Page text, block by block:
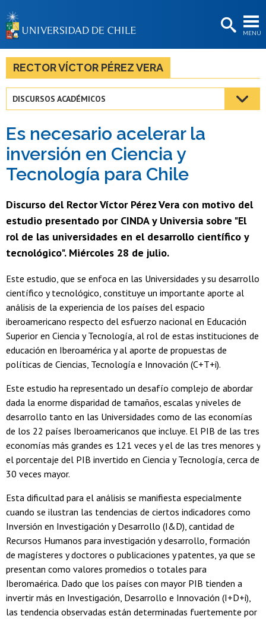
MENÚ
BIBLIOTECAS
LA UNIVERSIDAD
Estudiantes
Académicas/os
Funcionarias/os
Egresadas/os
RECTOR VÍCTOR PÉREZ VERA
DISCURSOS ACADÉMICOS
Es necesario acelerar la
inversión en Ciencia y
Tecnología para Chile
Discurso del Rector Víctor Pérez Vera con motivo del
estudio presentado por CINDA y Universia sobre "El
rol de las universidades en el desarrollo científico y
tecnológico". Miércoles 28 de julio.
Este estudio, que se enfoca en las Universidades y su desarrollo
científico y tecnológico, constituye un importante aporte al
análisis de la experiencia de los países del espacio
iberoamericano respecto del esfuerzo nacional en Educación
Superior en Ciencia y Tecnología, al rol de estas instituciones de
educación en Iberoamérica y al aporte de propuestas de
políticas de Ciencias, Tecnología e Innovación (C+T+i).
Este estudio ha representado un desafío complejo de abordar
dada la enorme disparidad de tamaños, escalas y niveles de
desarrollo tanto en las Universidades como de las economías
de los 22 países Iberoamericanos que incluye. El PIB de las tres
economías más grandes es 121 veces y el de las tres menores y
el porcentaje del PIB invertido en Ciencia y Tecnología, cerca de
30 veces mayor.
Esta dificultad para el análisis se manifiesta especialmente
cuando se ilustran las tendencias de ciertos indicadores como
Inversión en Investigación y Desarrollo (I&D), cantidad de
Recursos Humanos para investigación y desarrollo, formación
de magísteres y doctores o publicaciones y patentes, ya que se
presentan como valores promedios o totales para
Iberomaérica. Dado que los países con mayor PIB tienden a
invertir más en Investigación, Desarrollo e Innovación (I+D+i),
las tendencia observadas están determinadas fuertemente por